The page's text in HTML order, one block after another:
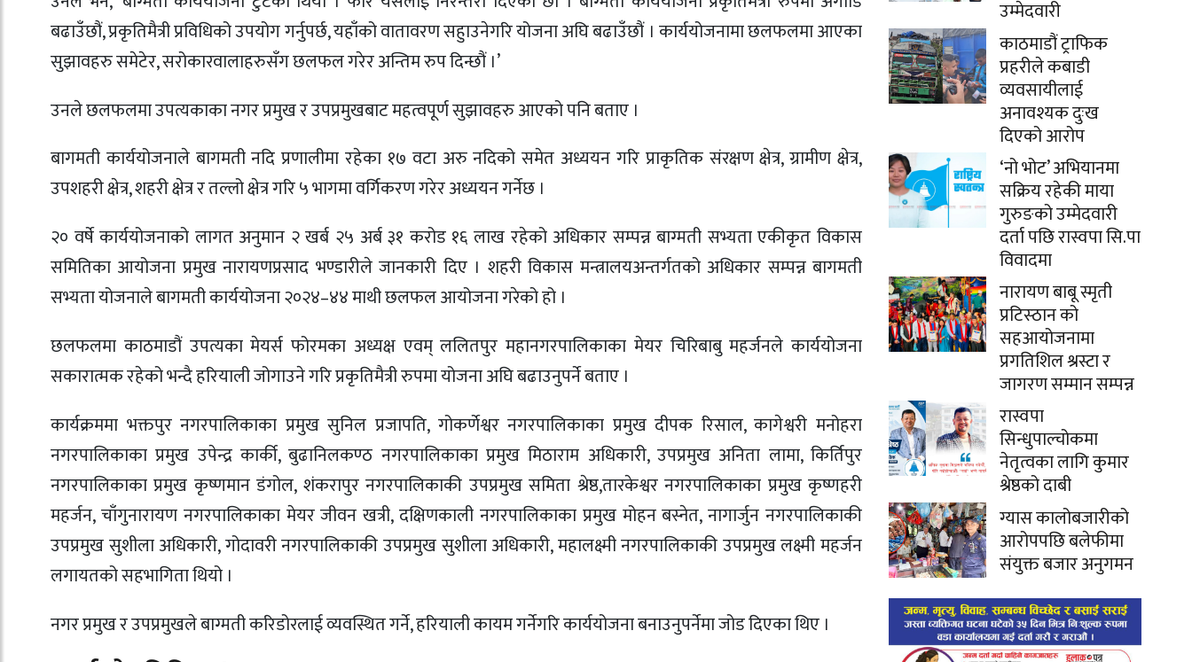
बढाउँछौं, प्रकृतिमैत्री प्रविधिको उपयोग गर्नुपर्छ, यहाँको वातावरण सहुाउनेगरि योजना अघि बढाउँछौं । कार्ययोजनामा छलफलमा आएका
सुझावहरु समेटेर, सरोकारवालाहरुसँग छलफल गरेर अन्तिम रुप दिन्छौं ।’
उनले छलफलमा उपत्यकाका नगर प्रमुख र उपप्रमुखबाट महत्वपूर्ण सुझावहरु आएको पनि बताए ।
बागमती कार्ययोजनाले बागमती नदि प्रणालीमा रहेका १७ वटा अरु नदिको समेत अध्ययन गरि प्राकृतिक संरक्षण क्षेत्र, ग्रामीण क्षेत्र,
उपशहरी क्षेत्र, शहरी क्षेत्र र तल्लो क्षेत्र गरि ५ भागमा वर्गिकरण गरेर अध्ययन गर्नेछ ।
२० वर्षे कार्ययोजनाको लागत अनुमान २ खर्ब २५ अर्ब ३१ करोड १६ लाख रहेको अधिकार सम्पन्न बाग्मती सभ्यता एकीकृत विकास
समितिका आयोजना प्रमुख नारायणप्रसाद भण्डारीले जानकारी दिए । शहरी विकास मन्त्रालयअन्तर्गतको अधिकार सम्पन्न बागमती
सभ्यता योजनाले बागमती कार्ययोजना २०२४–४४ माथी छलफल आयोजना गरेको हो ।
छलफलमा काठमाडौं उपत्यका मेयर्स फोरमका अध्यक्ष एवम् ललितपुर महानगरपालिकाका मेयर चिरिबाबु महर्जनले कार्ययोजना
सकारात्मक रहेको भन्दै हरियाली जोगाउने गरि प्रकृतिमैत्री रुपमा योजना अघि बढाउनुपर्ने बताए ।
कार्यक्रममा भक्तपुर नगरपालिकाका प्रमुख सुनिल प्रजापति, गोकर्णेश्वर नगरपालिकाका प्रमुख दीपक रिसाल, कागेश्वरी मनोहरा
नगरपालिकाका प्रमुख उपेन्द्र कार्की, बुढानिलकण्ठ नगरपालिकाका प्रमुख मिठाराम अधिकारी, उपप्रमुख अनिता लामा, किर्तिपुर
नगरपालिकाका प्रमुख कृष्णमान डंगोल, शंकरापुर नगरपालिकाकी उपप्रमुख समिता श्रेष्ठ,तारकेश्वर नगरपालिकाका प्रमुख कृष्णहरी
महर्जन, चाँगुनारायण नगरपालिकाका मेयर जीवन खत्री, दक्षिणकाली नगरपालिकाका प्रमुख मोहन बस्नेत, नागार्जुन नगरपालिकाकी
उपप्रमुख सुशीला अधिकारी, गोदावरी नगरपालिकाकी उपप्रमुख सुशीला अधिकारी, महालक्ष्मी नगरपालिकाकी उपप्रमुख लक्ष्मी महर्जन
लगायतको सहभागिता थियो ।
नगर प्रमुख र उपप्रमुखले बाग्मती करिडोरलाई व्यवस्थित गर्ने, हरियाली कायम गर्नेगरि कार्ययोजना बनाउनुपर्नेमा जोड दिएका थिए ।
उम्मेदवारी
काठमाडौं ट्राफिक
प्रहरीले कबाडी
व्यवसायीलाई
अनावश्यक दुःख
दिएको आरोप
‘नो भोट’ अभियानमा
सक्रिय रहेकी माया
गुरुङको उम्मेदवारी
दर्ता पछि रास्वपा सि.पा
विवादमा
नारायण बाबू स्मृती
प्रटिस्ठान को
सहआयोजनामा
प्रगतिशिल श्रस्टा र
जागरण सम्मान सम्पन्न
रास्वपा
सिन्धुपाल्चोकमा
नेतृत्वका लागि कुमार
श्रेष्ठको दाबी
ग्यास कालोबजारीको
आरोपपछि बलेफीमा
संयुक्त बजार अनुगमन